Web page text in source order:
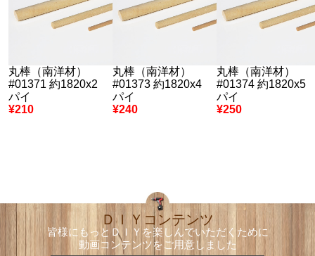
丸棒（南洋材）
#01371 約1820x2
パイ
¥210
丸棒（南洋材）
#01373 約1820x4
パイ
¥240
丸棒（南洋材）
#01374 約1820x5
パイ
¥250
ＤＩＹコンテンツ
皆様にもっとＤＩＹを楽しんでいただくために
動画コンテンツをご用意しました